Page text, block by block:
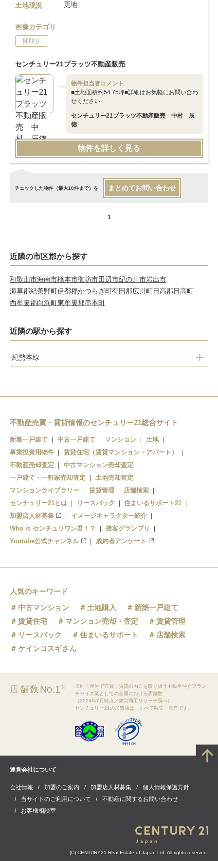
土地現況
更地
画像カテゴリ
間取り
センチュリー21プラッツ不動産販売
物件担当者コメント
■土地面積約54.75坪■詳細はお気軽にお問い合わ
せください
センチュリー21プラッツ不動産販売 中村 辰
徳
物件を詳しく見る
チェックした物件（最大10件まで）を まとめてお問い合わせ
1
近隣の市区郡から探す
和歌山市海南市橋本市御坊市田辺市紀の川市岩出市
海草郡紀美野町伊都郡かつらぎ町有田郡広川町日高郡日高町
西牟婁郡白浜町東牟婁郡串本町
近隣の駅から探す
紀勢本線
紀和
和歌山市
不動産売買・賃貸情報のセンチュリー21総合サイト
新築一戸建て 中古一戸建て マンション
土地
事業投資用物件
賃貸住宅（賃貸マンション・アパート）
不動産売却査定
中古マンション売却査定
一戸建て・一軒家売却査定
土地売却査定
マンションライブラリー
賃貸管理
店舗検索
センチュリー21とは
リースバック
住まいるサポート21
加盟店人材募集
イメージキャラクター紹介
Who is センチュリワン君！？
接客グランプリ
Youtube公式チャンネル
成約者アンケート
人気のキーワード
中古マンション
土地購入
新築一戸建て
賃貸住宅
マンション売却・査定
賃貸管理
リースバック
住まいるサポート
店舗検索
ケインコスギさん
店舗数 No.1※
※同一屋号で売買・賃貸の両方を取り扱う不動産仲介フラン
チャイズ業としての全国における店舗数
（2026年7月時点／東京商工リサーチ調べ）
センチュリー21の加盟店は、すべて独立・自営です。
運営会社について
会社情報 加盟のご案内 加盟店人材募集
個人情報保護方針
当サイトのご利用について
不動産に関するお問い合わせ
お客様相談室
(C) CENTURY21 Real Estate of Japan Ltd. All rights reserved.